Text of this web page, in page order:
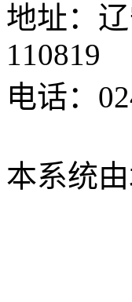
地址：
110819
电话：
本系统